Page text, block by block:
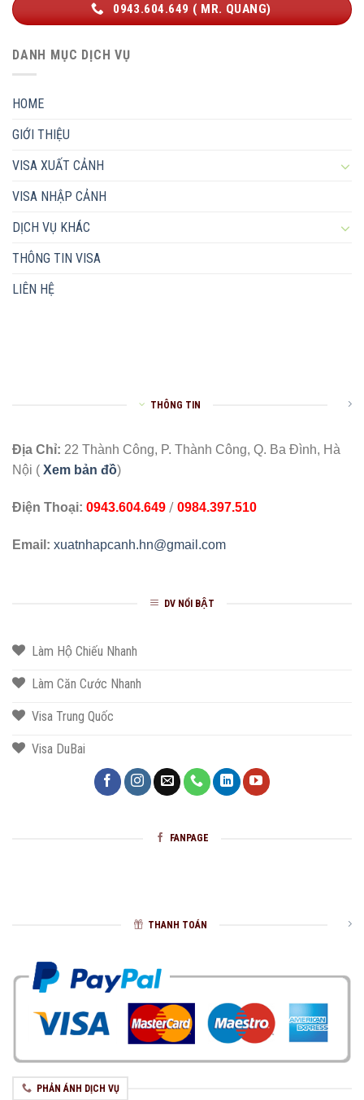
0943.604.649 ( MR. QUANG)
DANH MỤC DỊCH VỤ
HOME
GIỚI THIỆU
VISA XUẤT CẢNH
VISA NHẬP CẢNH
DỊCH VỤ KHÁC
THÔNG TIN VISA
LIÊN HỆ
THÔNG TIN
Địa Chỉ: 22 Thành Công, P. Thành Công, Q. Ba Đình, Hà
Nội ( Xem bản đồ)
Điện Thoại: 0943.604.649 / 0984.397.510
Email: xuatnhapcanh.hn@gmail.com
DV NỔI BẬT
Làm Hộ Chiếu Nhanh
Làm Căn Cước Nhanh
Visa Trung Quốc
Visa DuBai
FANPAGE
THANH TOÁN
PHẢN ÁNH DỊCH VỤ